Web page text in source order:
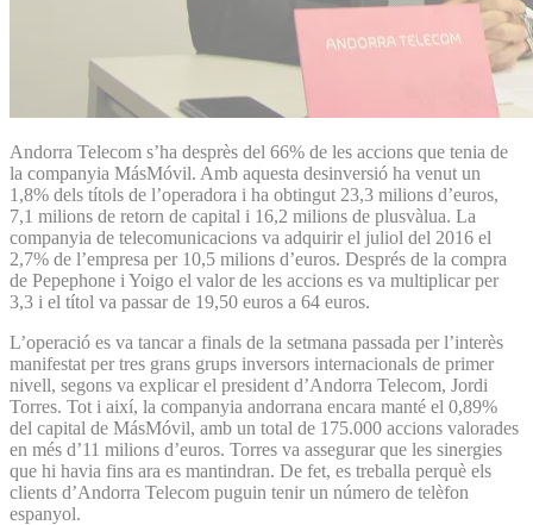
Andorra Telecom s’ha desprès del 66% de les accions que tenia de
la companyia MásMóvil. Amb aquesta desinversió ha venut un
1,8% dels títols de l’operadora i ha obtingut 23,3 milions d’euros,
7,1 milions de retorn de capital i 16,2 milions de plusvàlua. La
companyia de telecomunicacions va adquirir el juliol del 2016 el
2,7% de l’empresa per 10,5 milions d’euros. Després de la compra
de Pepephone i Yoigo el valor de les accions es va multiplicar per
3,3 i el títol va passar de 19,50 euros a 64 euros.
L’operació es va tancar a finals de la setmana passada per l’interès
manifestat per tres grans grups inversors internacionals de primer
nivell, segons va explicar el president d’Andorra Telecom, Jordi
Torres. Tot i així, la companyia andorrana encara manté el 0,89%
del capital de MásMóvil, amb un total de 175.000 accions valorades
en més d’11 milions d’euros. Torres va assegurar que les sinergies
que hi havia fins ara es mantindran. De fet, es treballa perquè els
clients d’Andorra Telecom puguin tenir un número de telèfon
espanyol.